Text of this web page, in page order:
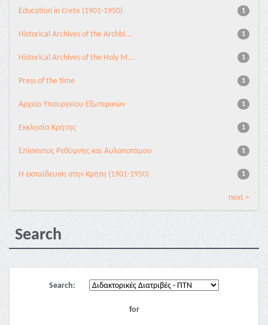
1
Education in Crete (1901-1950)
1
Historical Archives of the Archbi...
1
Historical Archives of the Holy M...
1
Press of the time
1
Αρχείο Υπουργείου Εξωτερικών
1
Εκκλησία Κρήτης
1
Επίσκοπος Ρεθύμνης και Αυλοποτάμου
1
Η εκπαίδευση στην Κρήτη (1901-1950)
next >
Search
Search:
for